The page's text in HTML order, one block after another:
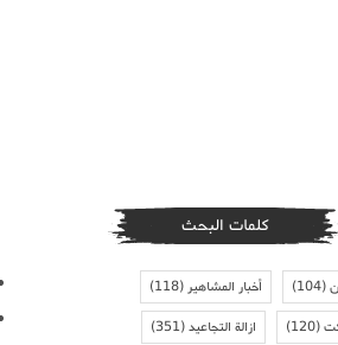
كلمات البحث
(104) أخبار المشاهير(118)
(120) ازالة التجاعيد(351)